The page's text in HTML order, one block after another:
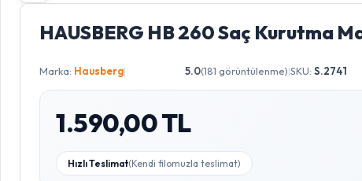
HAUSBERG HB 260 Saç Kurutma
Marka: Hausberg| 5.0(181 görüntülenme)|SKU: S.2741
1.590,00 TL
Hızlı Teslimat(Kendi filomuzla teslimat)